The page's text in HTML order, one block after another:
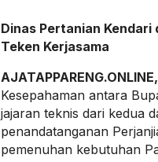
Dinas Pertanian
Teken Kerjasama
Kesepahaman antara
jajaran teknis dari kedua
penandatanganan
pemenuhan kebutuhan